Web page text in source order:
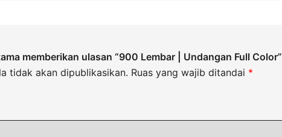
memberikan ulasan “900 Lembar | Undangan Full Color”
tidak akan dipublikasikan. Ruas yang wajib ditandai *